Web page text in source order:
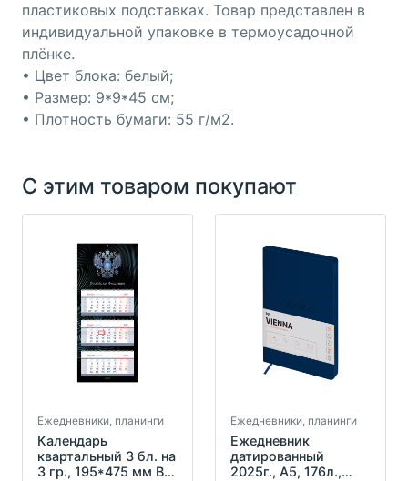
пластиковых подставках. Товар представлен в
индивидуальной упаковке в термоусадочной
плёнке.
• Цвет блока: белый;
• Размер: 9*9*45 см;
• Плотность бумаги: 55 г/м2.
С этим товаром покупают
Ежедневники, планинги
Календарь
квартальный 3 бл. на
3 гр., 195*475 мм BG
Ежедневники, планинги
Ежедневник
датированный
2025г., А5, 176л.,